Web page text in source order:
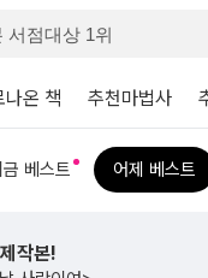
나온 책 추천마법사
베스트 어제 베스트
는
서